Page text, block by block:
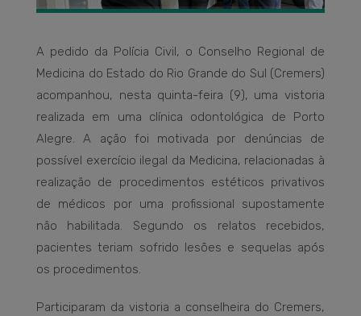
A pedido da Polícia Civil, o Conselho Regional de
Medicina do Estado do Rio Grande do Sul (Cremers)
acompanhou, nesta quinta-feira (9), uma vistoria
realizada em uma clínica odontológica de Porto
Alegre. A ação foi motivada por denúncias de
possível exercício ilegal da Medicina, relacionadas à
realização de procedimentos estéticos privativos
de médicos por uma profissional supostamente
não habilitada. Segundo os relatos recebidos,
pacientes teriam sofrido lesões e sequelas após
os procedimentos.
Participaram da vistoria a conselheira do Cremers,